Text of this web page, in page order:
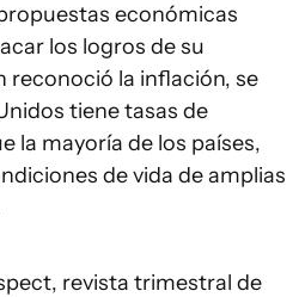
económicas
los logros de su
reconoció la inflación, se
tiene tasas de
la mayoría de los países,
de vida de amplias
revista trimestral de